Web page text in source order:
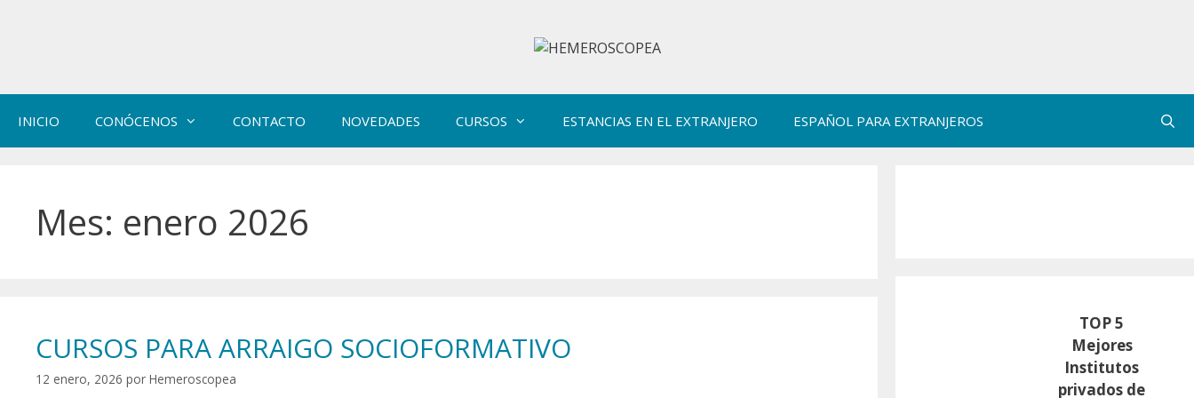
INICIO CONÓCENOS CONTACTO NOVEDADES CURSOS ESTANCIAS EN EL EXTRANJERO ESPAÑOL PARA EXTRANJEROS
Mes: enero 2026
CURSOS PARA ARRAIGO SOCIOFORMATIVO
12 enero, 2026 por Hemeroscopea
TOP 5
Mejores
Institutos
privados de